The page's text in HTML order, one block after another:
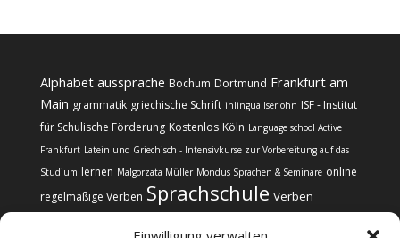
Alphabet aussprache Bochum Dortmund Frankfurt am
Main grammatik griechische Schrift inlingua Iserlohn ISF - Institut
für Schulische Förderung Kostenlos Köln Language school Active
Frankfurt Latein und Griechisch - Intensivkurse zur Vorbereitung auf das
Studium lernen Malgorzata Müller Mondus Sprachen & Seminare online
regelmäßige Verben Sprachschule Verben